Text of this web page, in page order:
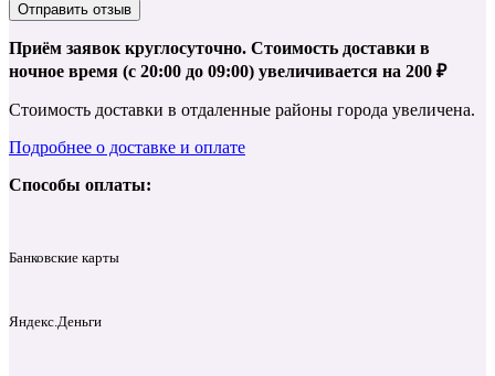
Отправить отзыв
Приём заявок круглосуточно. Стоимость доставки в
ночное время (с 20:00 до 09:00) увеличивается на 200 ₽
Стоимость доставки в отдаленные районы города увеличена.
Подробнее о доставке и оплате
Способы оплаты:
Банковские карты
Яндекс.Деньги